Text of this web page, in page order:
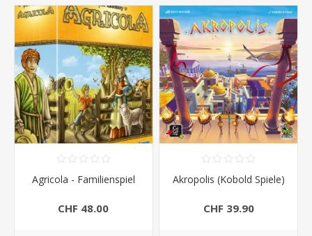
Agricola - Familienspiel
CHF 48.00
Akropolis (Kobold Spiele)
CHF 39.90